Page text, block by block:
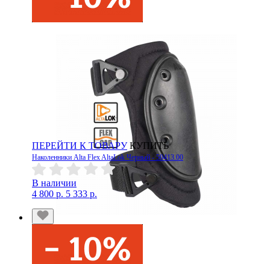
ПЕРЕЙТИ К ТОВАРУ КУПИТЬ
Наколенники Alta Flex AltaLok Черный - 50413.00
В наличии
4 800 р. 5 333 р.